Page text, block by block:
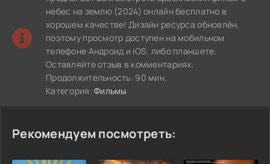
небес на землю (2024) онлайн бесплатно в
хорошем качестве! Дизайн ресурса обновлён,
поэтому просмотр доступен на мобильном
телефоне Андроид и iOS, либо планшете.
Оставляйте отзыв в комментариях.
Продолжительность: 90 мин.
Категория:Фильмы
Рекомендуем посмотреть: